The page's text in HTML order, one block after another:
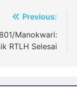
Previous:
Manokwari:
RTLH Selesai